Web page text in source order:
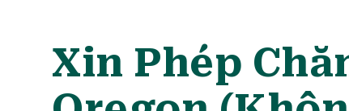
Xin Phép